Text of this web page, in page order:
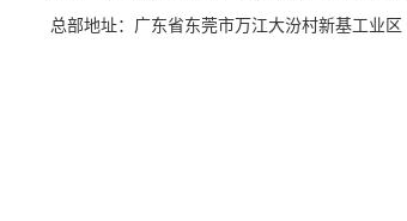
总部地址：广东省东莞市万江大汾村新基工业区